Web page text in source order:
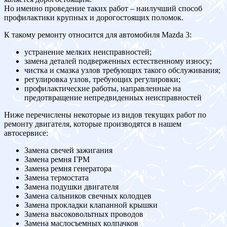
Но именно проведение таких работ – наилучший способ
профилактики крупных и дорогостоящих поломок.
К такому ремонту относится для автомобиля Mazda 3:
устранение мелких неисправностей;
замена деталей подверженных естественному износу;
чистка и смазка узлов требующих такого обслуживания;
регулировка узлов, требующих регулировки;
профилактические работы, направленные на
предотвращение непредвиденных неисправностей
Ниже перечислены некоторые из видов текущих работ по
ремонту двигателя, которые производятся в нашем
автосервисе:
Замена свечей зажигания
Замена ремня ГРМ
Замена ремня генератора
Замена термостата
Замена подушки двигателя
Замена сальников свечных колодцев
Замена прокладки клапанной крышки
Замена высоковольтных проводов
Замена маслосъемных колпачков